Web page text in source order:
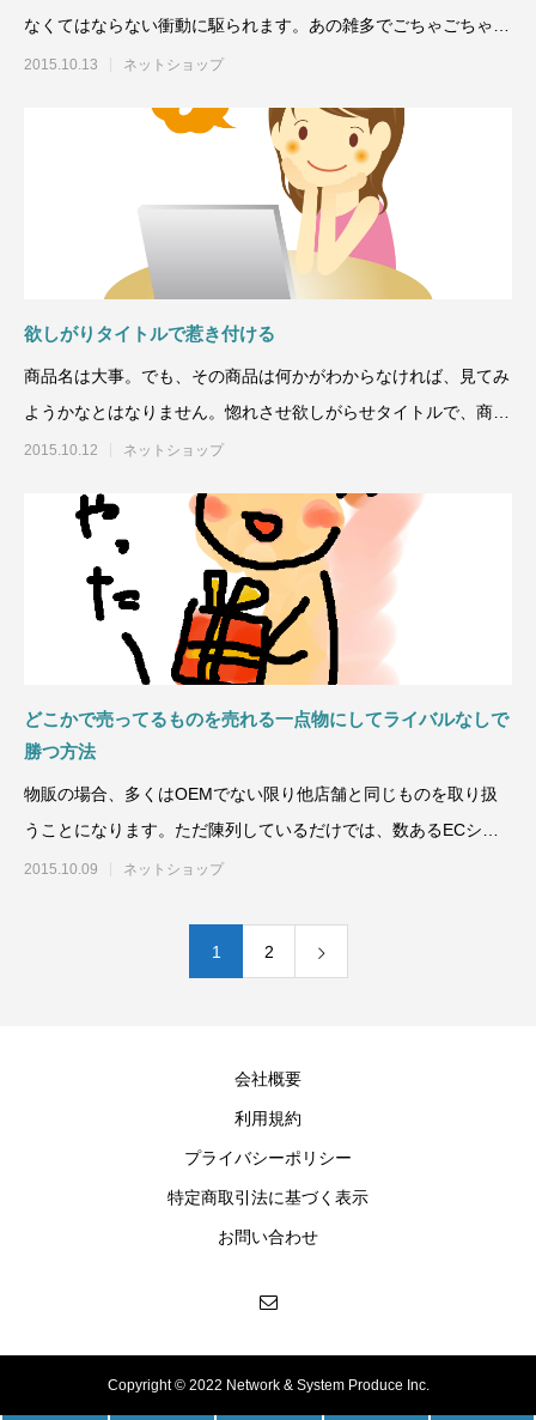
なくてはならない衝動に駆られます。あの雑多でごちゃごちゃし
てて何が売りたいのか
2015.10.13 ネットショップ
欲しがりタイトルで惹き付ける
商品名は大事。でも、その商品は何かがわからなければ、見てみ
ようかなとはなりません。惚れさせ欲しがらせタイトルで、商品
ページへ必ず誘導
2015.10.12 ネットショップ
どこかで売ってるものを売れる一点物にしてライバルなしで
勝つ方法
物販の場合、多くはOEMでない限り他店舗と同じものを取り扱
うことになります。ただ陳列しているだけでは、数あるECショ
ップに埋もれてしまい
2015.10.09 ネットショップ
1 2
会社概要
利用規約
プライバシーポリシー
特定商取引法に基づく表示
お問い合わせ
Copyright © 2022 Network & System Produce Inc.